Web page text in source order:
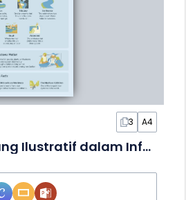
3 A4
Sistem Sungai yang Ilustratif dalam Infografis